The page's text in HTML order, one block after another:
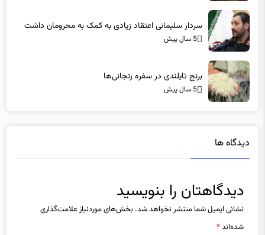
سردار سلیمانی اعتقاد زیادی به کمک به محرومان داشت
5 سال پیش
برنج تایلندی در سفره‌ زنجانی‌ها
5 سال پیش
دیدگاه ها
دیدگاهتان را بنویسید
نشانی ایمیل شما منتشر نخواهد شد. بخش‌های موردنیاز علامت‌گذاری
شده‌اند*